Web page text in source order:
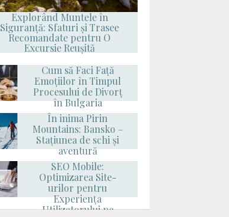
Explorând Muntele în
Siguranță: Sfaturi și Trasee
Recomandate pentru O
Excursie Reușită
Cum să Faci Față
Emoțiilor în Timpul
Procesului de Divorț
în Bulgaria
În inima Pirin
Mountains: Bansko –
Stațiunea de schi și
aventură
SEO Mobile:
Optimizarea Site-
urilor pentru
Experiența
Utilizatorului pe